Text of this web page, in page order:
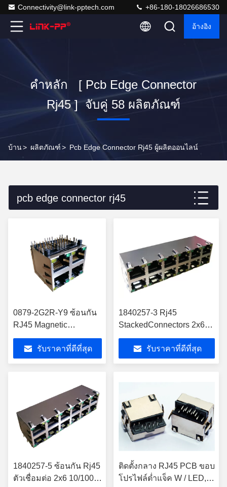
Connectivity@link-pptech.com +86-180-18026686530
อ้างอิง
คำหลัก [ Pcb Edge Connector
Rj45 ] จับคู่ 58 ผลิตภัณฑ์
บ้าน> ผลิตภัณฑ์> Pcb Edge Connector Rj45 ผู้ผลิตออนไลน์
pcb edge connector rj45
0879-2G2R-Y9 ซ้อนกัน
RJ45 Magnetic
LPJ27081AFNL 2X2
ช่องต่อพอร์ต RJ45 W /
LED
รับราคาที่ดีที่สุด
1840257-3 Rj45
StackedConnectors 2x6
10/100 / 1000Base-T
Magnetic1840257-4
รับราคาที่ดีที่สุด
1840257-5 ซ้อนกัน Rj45
ตัวเชื่อมต่อ 2x6 10/100 /
ติดตั้งกลาง RJ45 PCB ขอบ
โปรไฟล์ต่ำแจ็ค W / LED,